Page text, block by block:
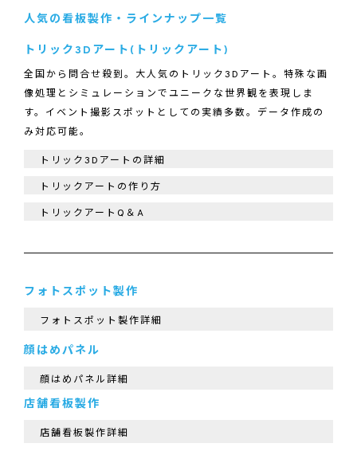
人気の看板製作・ラインナップ一覧
トリック3Dアート(トリックアート)
全国から問合せ殺到。大人気のトリック3Dアート。特殊な画
像処理とシミュレーションでユニークな世界観を表現しま
す。イベント撮影スポットとしての実績多数。データ作成の
み対応可能。
トリック3Dアートの詳細
トリックアートの作り方
トリックアートQ＆A
フォトスポット製作
フォトスポット製作詳細
顔はめパネル
顔はめパネル詳細
店舗看板製作
店舗看板製作詳細